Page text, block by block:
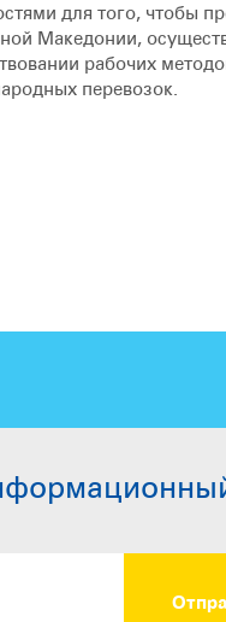
для того, чтобы
Македонии,
рабочих
перевозок.